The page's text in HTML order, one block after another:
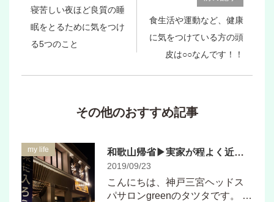
寝苦しい夜ほど良質の睡
眠をとるために気をつけ
る5つのこと
食生活や運動など、健康
に気をつけている方の頭
皮は○○なんです！！
その他のおすすめ記事
my life 和歌山帰省▶実家が程よく近いといいですね！
2019/09/23
こんにちは、神戸三宮ヘッドス
パサロンgreenのタツタです。 …